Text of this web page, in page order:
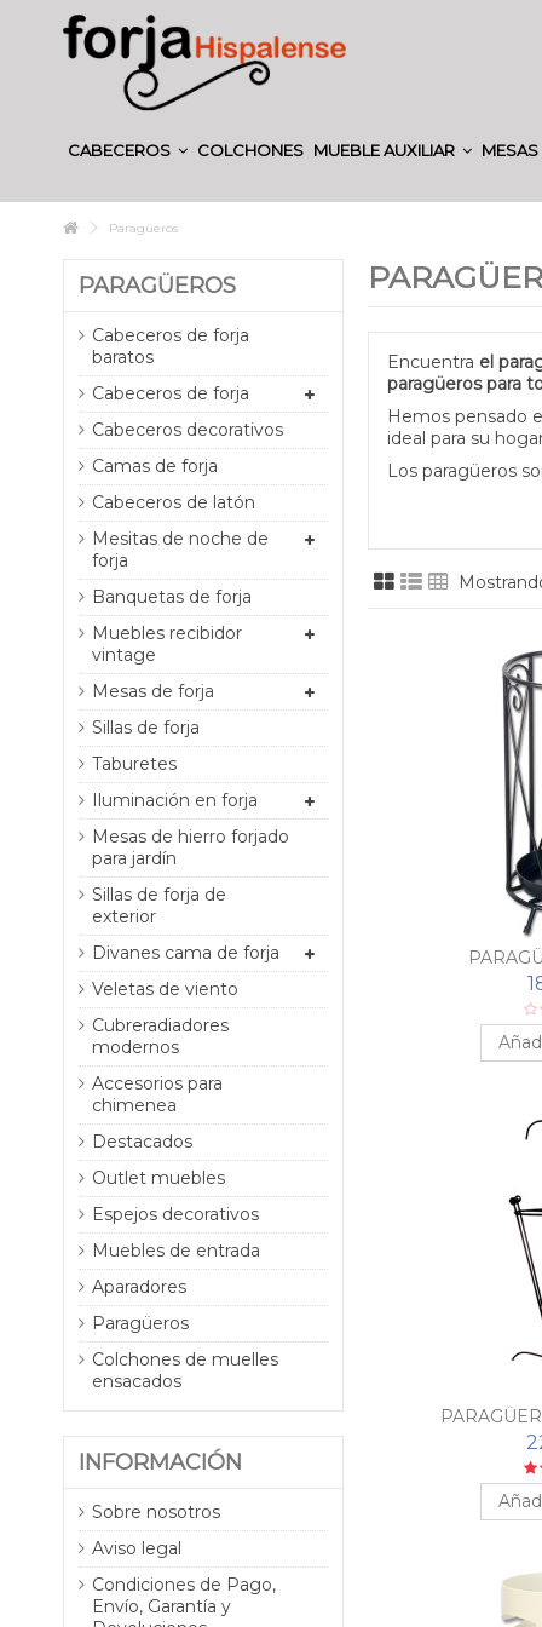
CABECEROS COLCHONES MUEBLE AUXILIAR MESAS
Paragüeros
Encuentra el
paragüeros para
Hemos pensado
ideal para su
Los paragüeros
PARAGÜEROS
Cabeceros de forja
baratos
Cabeceros de forja
Cabeceros decorativos
Camas de forja
Cabeceros de latón
Mesitas de noche de
forja
Banquetas de forja
Muebles recibidor
vintage
Mesas de forja
Sillas de forja
Taburetes
Iluminación en forja
Mesas de hierro forjado
para jardín
Sillas de forja de
exterior
Divanes cama de forja
Veletas de viento
Cubreradiadores
modernos
Accesorios para
chimenea
Destacados
Outlet muebles
Espejos decorativos
Muebles de entrada
Aparadores
Paragüeros
Colchones de muelles
ensacados
INFORMACIÓN
Sobre nosotros
Aviso legal
Condiciones de Pago,
Envío, Garantía y